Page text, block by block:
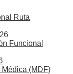
Ruta
Funcional
Médica (MDF)